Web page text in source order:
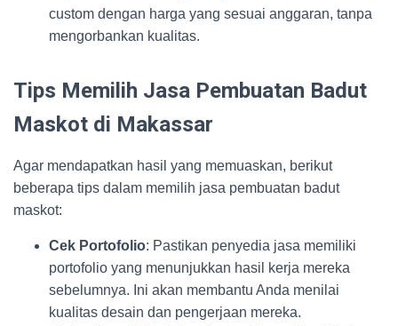
custom dengan harga yang sesuai anggaran, tanpa
mengorbankan kualitas.
Tips Memilih Jasa Pembuatan Badut
Maskot di Makassar
Agar mendapatkan hasil yang memuaskan, berikut
beberapa tips dalam memilih jasa pembuatan badut
maskot:
Cek Portofolio: Pastikan penyedia jasa memiliki
portofolio yang menunjukkan hasil kerja mereka
sebelumnya. Ini akan membantu Anda menilai
kualitas desain dan pengerjaan mereka.